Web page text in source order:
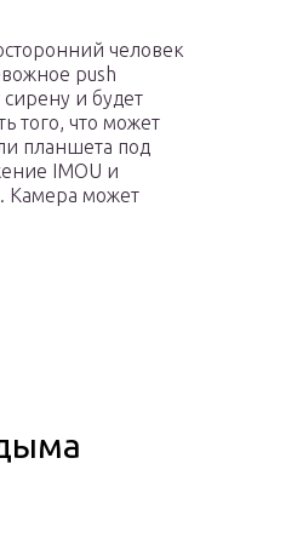
человек
push
и будет
того, что может
планшета под
IMOU и
Камера может